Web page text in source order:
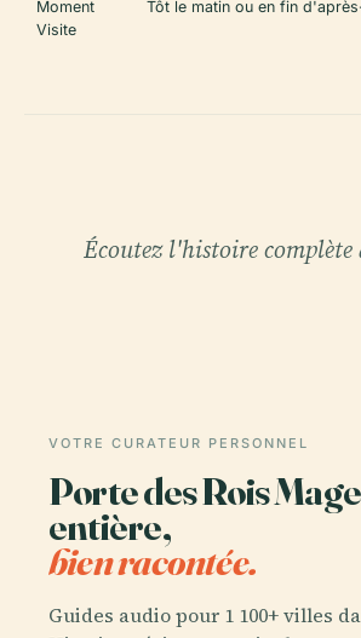
Moment
Visite
Tôt le matin ou en fin
Écoutez l'histoire complète
VOTRE CURATEUR PERSONNEL
Porte des Rois
entière,
bien racontée.
Guides audio pour 1 100+ villes